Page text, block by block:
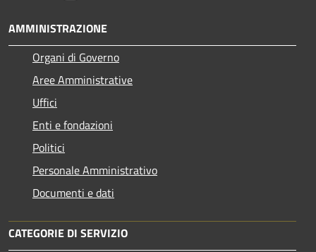
AMMINISTRAZIONE
Organi di Governo
Aree Amministrative
Uffici
Enti e fondazioni
Politici
Personale Amministrativo
Documenti e dati
CATEGORIE DI SERVIZIO